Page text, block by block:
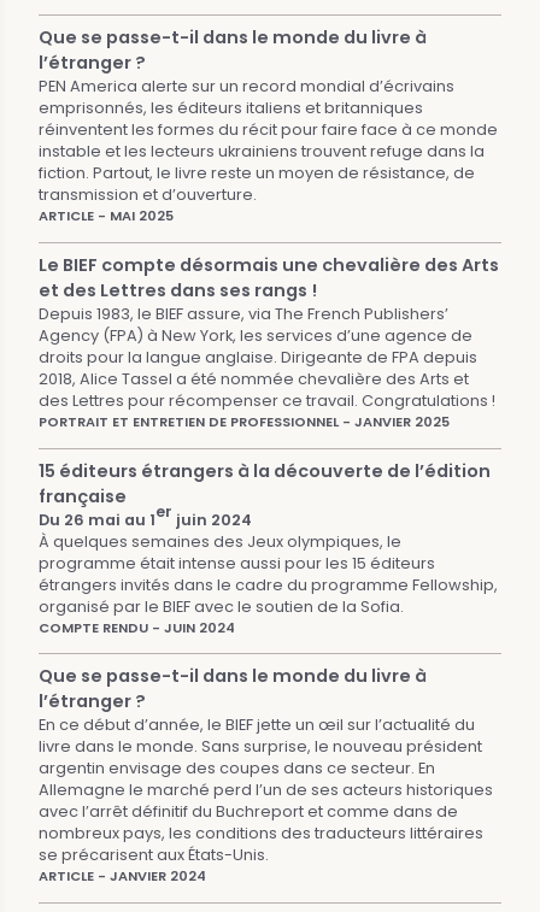
Que se passe-t-il dans le monde du livre à
l’étranger ?
PEN America alerte sur un record mondial d’écrivains
emprisonnés, les éditeurs italiens et britanniques
réinventent les formes du récit pour faire face à ce monde
instable et les lecteurs ukrainiens trouvent refuge dans la
fiction. Partout, le livre reste un moyen de résistance, de
transmission et d’ouverture.
ARTICLE - MAI 2025
Le BIEF compte désormais une chevalière des Arts
et des Lettres dans ses rangs !
Depuis 1983, le BIEF assure, via The French Publishers’
Agency (FPA) à New York, les services d’une agence de
droits pour la langue anglaise. Dirigeante de FPA depuis
2018, Alice Tassel a été nommée chevalière des Arts et
des Lettres pour récompenser ce travail. Congratulations !
PORTRAIT ET ENTRETIEN DE PROFESSIONNEL - JANVIER 2025
15 éditeurs étrangers à la découverte de l’édition
française
Du 26 mai au 1er juin 2024
À quelques semaines des Jeux olympiques, le
programme était intense aussi pour les 15 éditeurs
étrangers invités dans le cadre du programme Fellowship,
organisé par le BIEF avec le soutien de la Sofia.
COMPTE RENDU - JUIN 2024
Que se passe-t-il dans le monde du livre à
l’étranger ?
En ce début d’année, le BIEF jette un œil sur l’actualité du
livre dans le monde. Sans surprise, le nouveau président
argentin envisage des coupes dans ce secteur. En
Allemagne le marché perd l’un de ses acteurs historiques
avec l’arrêt définitif du Buchreport et comme dans de
nombreux pays, les conditions des traducteurs littéraires
se précarisent aux États-Unis.
ARTICLE - JANVIER 2024